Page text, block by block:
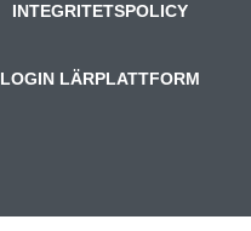
INTEGRITETSPOLICY
LOGIN LÄRPLATTFORM